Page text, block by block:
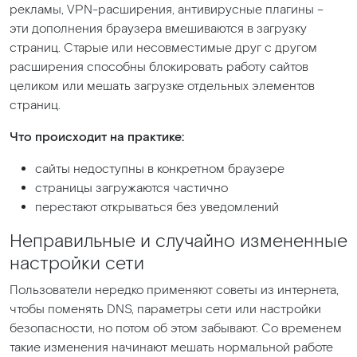
рекламы, VPN-расширения, антивирусные плагины –
эти дополнения браузера вмешиваются в загрузку
страниц. Старые или несовместимые друг с другом
расширения способны блокировать работу сайтов
целиком или мешать загрузке отдельных элементов
страниц.
Что происходит на практике:
сайты недоступны в конкретном браузере
страницы загружаются частично
перестают открываться без уведомлений
Неправильные и случайно измененные
настройки сети
Пользователи нередко применяют советы из интернета,
чтобы поменять DNS, параметры сети или настройки
безопасности, но потом об этом забывают. Со временем
такие изменения начинают мешать нормальной работе